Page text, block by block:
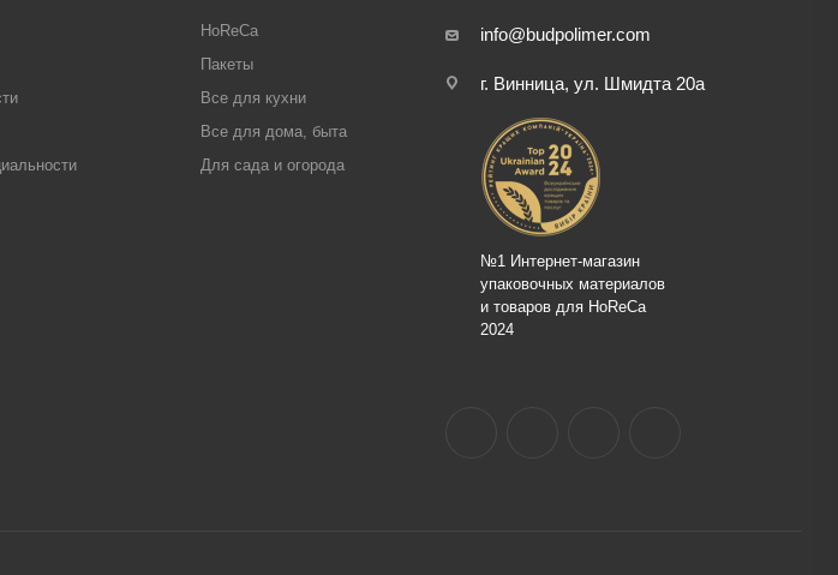
HoReCa
Пакеты
Все для кухни
Все для дома, быта
Для сада и огорода
info@budpolimer.com
г. Винница, ул. Шмидта 20а
№1 Интернет-магазин
упаковочных материалов
и товаров для HoReCa
2024